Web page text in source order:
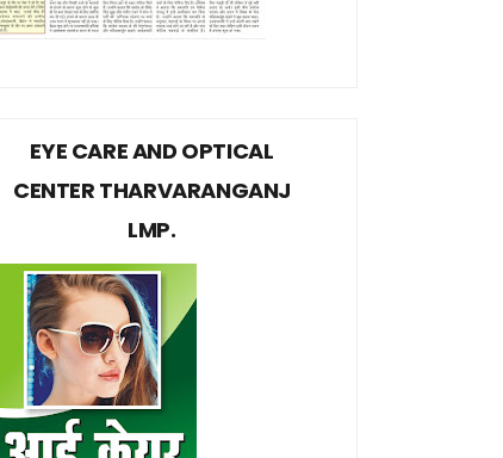
EYE CARE AND OPTICAL
CENTER THARVARANGANJ
LMP.